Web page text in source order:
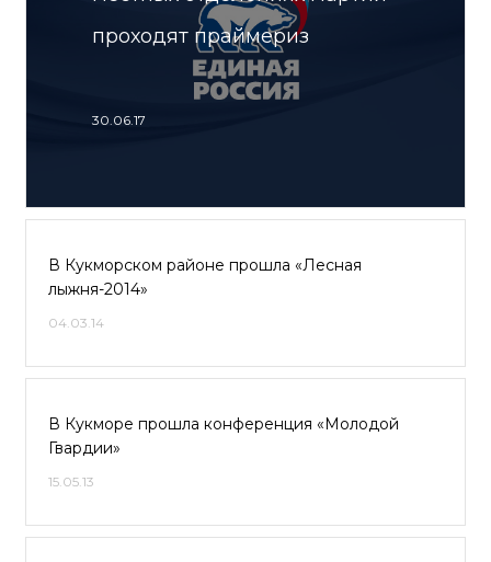
проходят праймериз
30.06.17
В Кукморском районе прошла «Лесная
лыжня-2014»
04.03.14
В Кукморе прошла конференция «Молодой
Гвардии»
15.05.13